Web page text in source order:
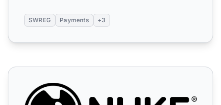
SWREG Payments +3
Synchronizacja użytkowników MailChimp